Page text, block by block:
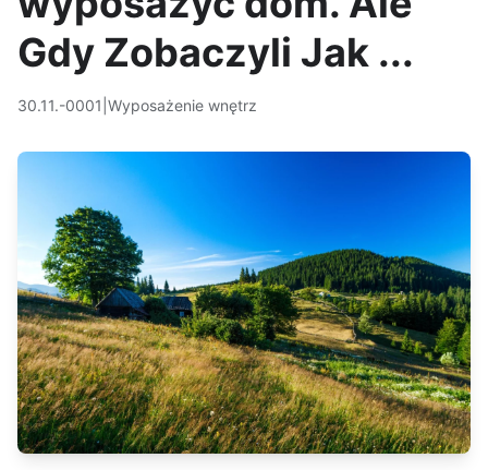
Gdy Zobaczyli Jak ...
30.11.-0001 Wyposażenie wnętrz